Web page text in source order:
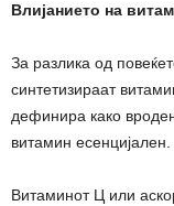
Влијанието на
За разлика од
синтетизираат
дефинира како
витамин есенцијален.
Витаминот Ц или